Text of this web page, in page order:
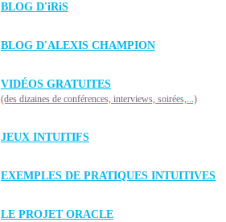
BLOG D'iRiS
BLOG D'ALEXIS CHAMPION
VIDÉOS GRATUITES
(des dizaines de conférences, interviews, soirées,...)
JEUX INTUITIFS
EXEMPLES DE PRATIQUES INTUITIVES
LE PROJET ORACLE